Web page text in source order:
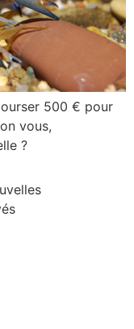
500 € pour
vous,
?